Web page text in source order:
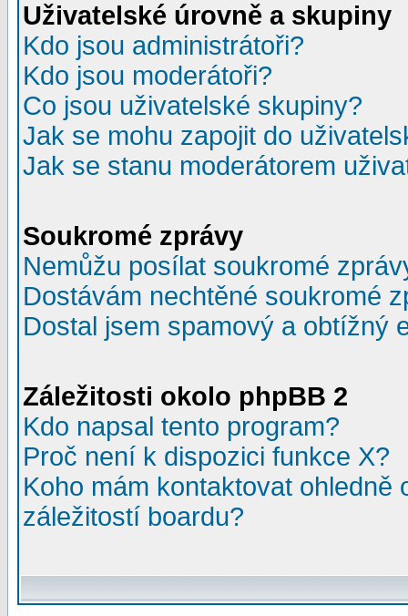
Uživatelské úrovně a skupiny
Kdo jsou administrátoři?
Kdo jsou moderátoři?
Co jsou uživatelské skupiny?
Jak se mohu zapojit do
Jak se stanu moderátorem
Soukromé zprávy
Nemůžu posílat soukromé
Dostávám nechtěné soukromé
Dostal jsem spamový a obtížný
Záležitosti okolo phpBB 2
Kdo napsal tento program?
Proč není k dispozici funkce X?
Koho mám kontaktovat
záležitostí boardu?